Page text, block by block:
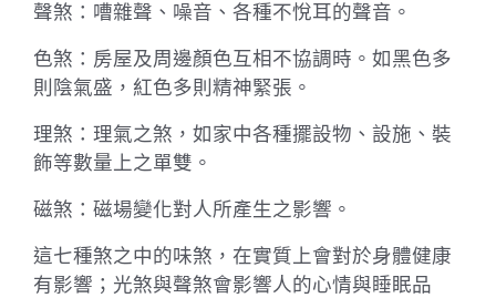
聲煞：嘈雜聲、噪音、各種不悅耳的聲音。
色煞：房屋及周邊顏色互相不協調時。如黑色多
則陰氣盛，紅色多則精神緊張。
理煞：理氣之煞，如家中各種擺設物、設施、裝
飾等數量上之單雙。
磁煞：磁場變化對人所產生之影響。
這七種煞之中的味煞，在實質上會對於身體健康
有影響；光煞與聲煞會影響人的心情與睡眠品